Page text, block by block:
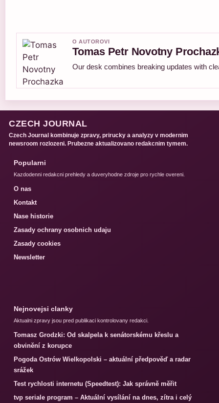
O AUTOROVI
Tomas Petr Novotny
Our desk combines breaking updates with
CZECH JOURNAL
Czech Journal kombinuje zpravy, prirucky a analyzy v modernim
newsroom rozlozeni. Prubezne aktualizovano redakcnim tymem.
Popularni
Kazdodenni redakcni prehledy a duveryhodne zdroje pro rychle overeni.
O nas
Kontakt
Nase historie
Zasady ochrany osobnich udaju
Zasady cookies
Newsletter
Nejnovejsi clanky
Aktualni zpravy jsou pred publikaci kontrolovany redakci.
Tomasz Grodzki: Od skalpela k senátorskému křeslu a
obvinění z korupce
Pogoda Ostrów Wielkopolski – aktuální předpověď a radar
srážek
Test rychlosti internetu (Speedtest): Jak správně měřit
tvp seriale program – Aktuální vysílání na dnes, zítra i celý